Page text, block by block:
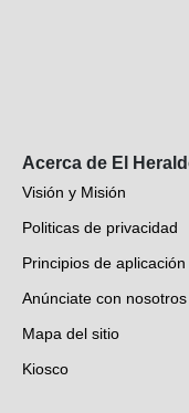
Acerca de El
Visión y Misión
Politicas de privacidad
Principios de
Anúnciate con nosotros
Mapa del sitio
Kiosco